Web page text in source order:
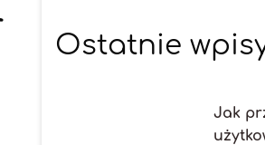
Ostatnie
Jak